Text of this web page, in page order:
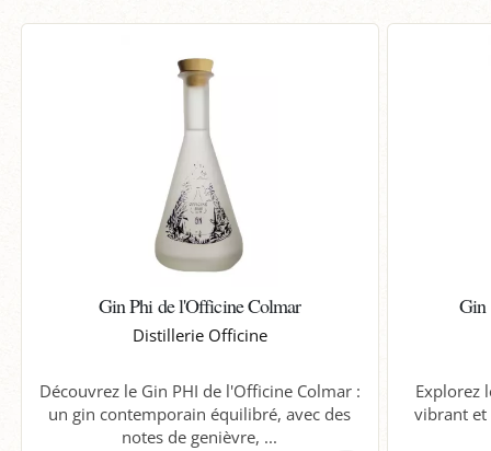
Gin Phi de l'Officine Colmar
Distillerie Officine
Découvrez le Gin PHI de l'Officine Colmar :
un gin contemporain équilibré, avec des
notes de genièvre, ...
Gin
Explorez
vibrant et